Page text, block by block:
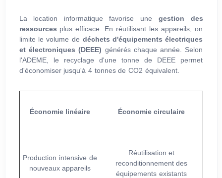
La location informatique favorise une gestion des
ressources plus efficace. En réutilisant les appareils, on
limite le volume de déchets d'équipements électriques
et électroniques (DEEE) générés chaque année. Selon
l'ADEME, le recyclage d'une tonne de DEEE permet
d'économiser jusqu'à 4 tonnes de CO2 équivalent.
Économie linéaire Économie circulaire
Production intensive de
nouveaux appareils
Réutilisation et
reconditionnement des
équipements existants